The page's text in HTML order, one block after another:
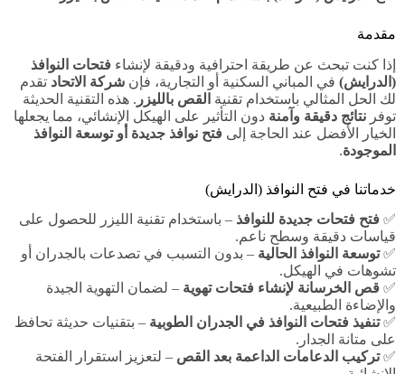
مقدمة
إذا كنت تبحث عن طريقة احترافية ودقيقة لإنشاء فتحات النوافذ
(الدرايش) في المباني السكنية أو التجارية، فإن شركة الاتحاد تقدم
لك الحل المثالي باستخدام تقنية القص بالليزر . هذه التقنية الحديثة
توفر نتائج دقيقة وآمنة دون التأثير على الهيكل الإنشائي، مما يجعلها
الخيار الأفضل عند الحاجة إلى فتح نوافذ جديدة أو توسعة النوافذ
الموجودة.
خدماتنا في فتح النوافذ (الدرايش)
✅ فتح فتحات جديدة للنوافذ – باستخدام تقنية الليزر للحصول على
قياسات دقيقة وسطح ناعم.
✅توسعة النوافذ الحالية – بدون التسبب في تصدعات بالجدران أو
تشوهات في الهيكل.
✅ قص الخرسانة لإنشاء فتحات تهوية – لضمان التهوية الجيدة
والإضاءة الطبيعية.
✅تنفيذ فتحات النوافذ في الجدران الطوبية – بتقنيات حديثة تحافظ
على متانة الجدار.
✅تركيب الدعامات الداعمة بعد القص – لتعزيز استقرار الفتحة